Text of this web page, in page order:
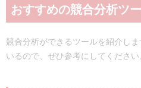
おすすめの競合分析ツ
競合分析ができるツールを紹介し
いるので、ぜひ参考にしてください